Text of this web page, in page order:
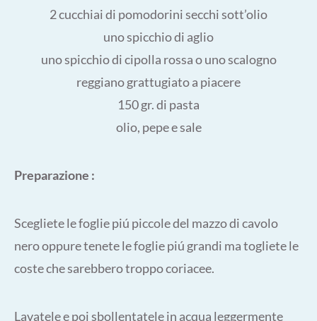
2 cucchiai di pomodorini secchi sott’olio
uno spicchio di aglio
uno spicchio di cipolla rossa o uno scalogno
reggiano grattugiato a piacere
150 gr. di pasta
olio, pepe e sale
Preparazione :
Scegliete le foglie piú piccole del mazzo di cavolo
nero oppure tenete le foglie piú grandi ma togliete le
coste che sarebbero troppo coriacee.
Lavatele e poi sbollentatele in acqua leggermente